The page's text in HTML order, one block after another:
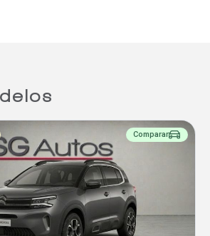
Comparar
Agregar un vehículo
Agregar un vehículo